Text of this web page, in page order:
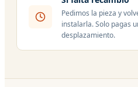
Pedimos la pieza y
instalarla. Solo pagas
desplazamiento.